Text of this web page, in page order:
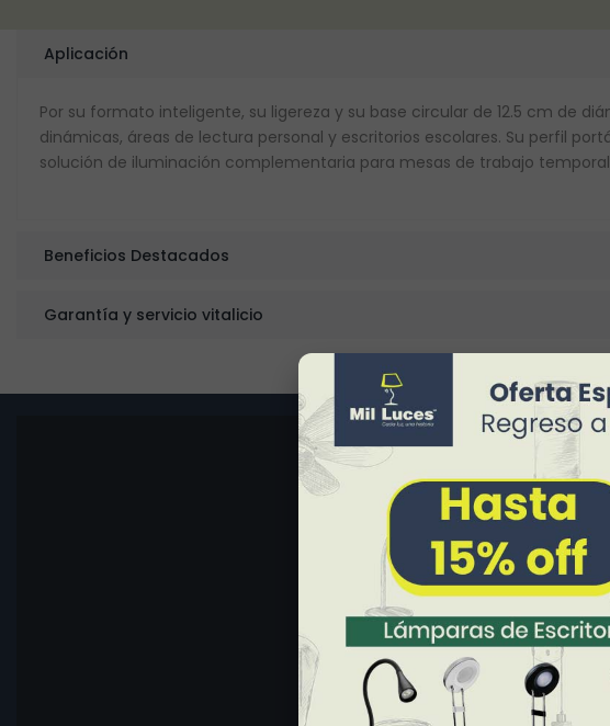
Aplicación
Por su formato inteligente, su ligereza y su base circular de 12.5 cm de
dinámicas, áreas de lectura personal y escritorios escolares. Su perfil
solución de iluminación complementaria para mesas de trabajo
Beneficios Destacados
Garantía y servicio vitalicio
Interior
Aplicación Mesa
Materiales